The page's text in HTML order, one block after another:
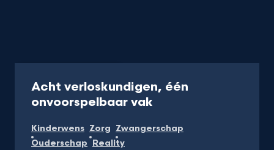
Acht verloskundigen, één
onvoorspelbaar vak
op
Kinderwens Zorg Zwangerschap
Ouderschap Reality